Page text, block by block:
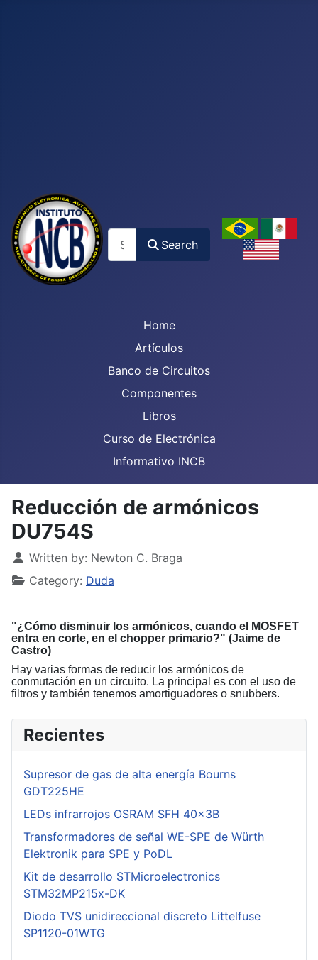
Search
Home
Artículos
Banco de Circuitos
Componentes
Libros
Curso de Electrónica
Informativo INCB
Reducción de armónicos
DU754S
Details
Written by: Newton C. Braga
Category: Duda
"¿Cómo disminuir los armónicos, cuando el MOSFET
entra en corte, en el chopper primario?" (Jaime de
Castro)
Hay varias formas de reducir los armónicos de
conmutación en un circuito. La principal es con el uso de
filtros y también tenemos amortiguadores o snubbers.
Recientes
Supresor de gas de alta energía Bourns
GDT225HE
LEDs infrarrojos OSRAM SFH 40x3B
Transformadores de señal WE-SPE de Würth
Elektronik para SPE y PoDL
Kit de desarrollo STMicroelectronics
STM32MP215x-DK
Diodo TVS unidireccional discreto Littelfuse
SP1120-01WTG